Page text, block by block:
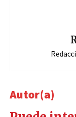
Autor(a)